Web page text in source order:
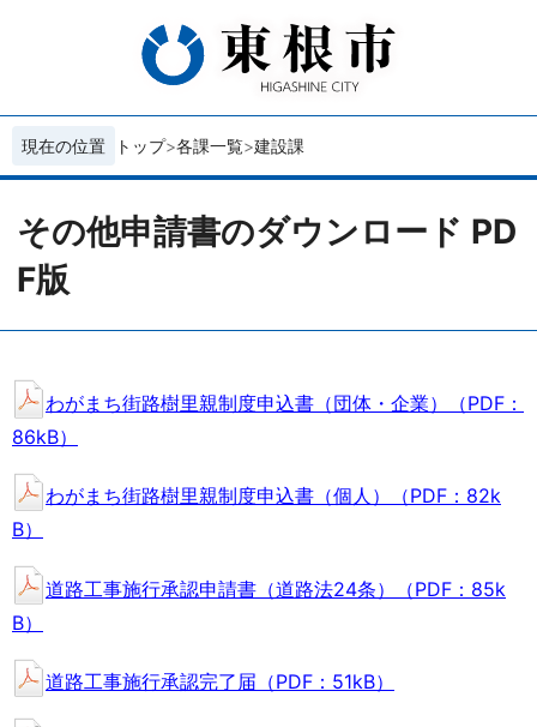
現在の位置 トップ 各課一覧 建設課
その他申請書のダウンロード PD
F版
わがまち街路樹里親制度申込書（団体・企業）（PDF：
86kB）
わがまち街路樹里親制度申込書（個人）（PDF：82k
B）
道路工事施行承認申請書（道路法24条）（PDF：85k
B）
道路工事施行承認完了届（PDF：51kB）